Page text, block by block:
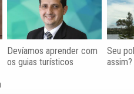
Devíamos aprender com
os guias turísticos
Seu
assim?